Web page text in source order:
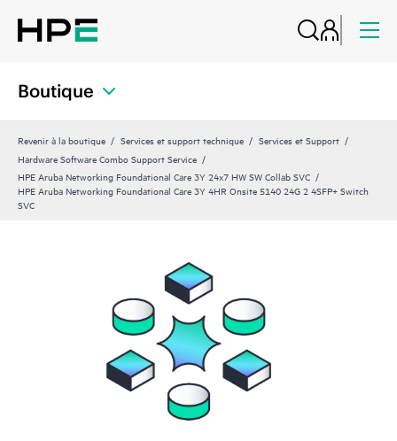
Boutique
Revenir à la boutique Services et support technique
Services et Support
Hardware Software Combo Support Service
HPE Aruba Networking Foundational Care 3Y 24x7 HW SW Collab SVC
HPE Aruba Networking Foundational Care 3Y 4HR Onsite 5140 24G 2 4SFP+ Switch
SVC